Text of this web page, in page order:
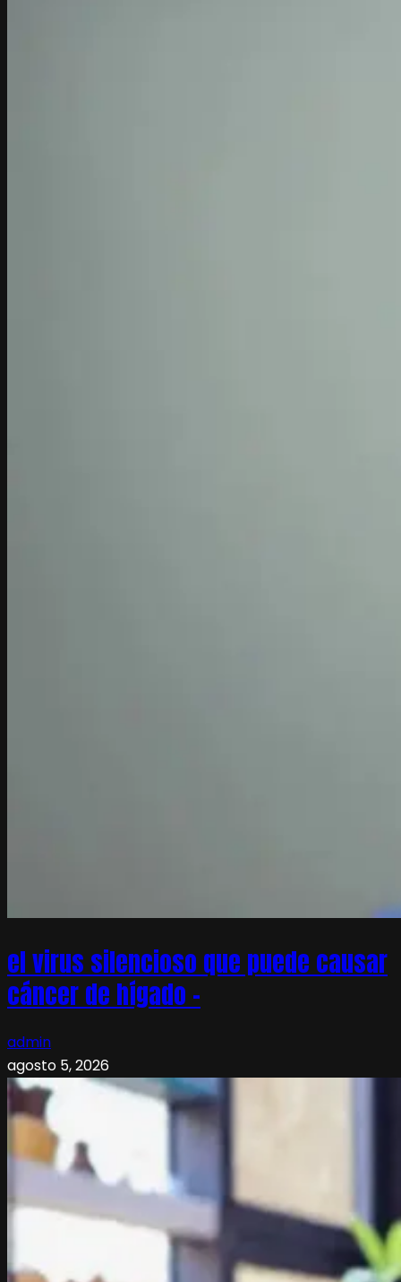
el virus silencioso que puede causar
cáncer de hígado –
admin
agosto 5, 2026